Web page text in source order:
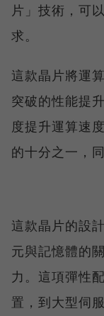
片」技術，可
求。
這款晶片將運
突破的性能提
度提升運算速
的十分之一，
這款晶片的設
元與記憶體的
力。這項彈性
置，到大型伺